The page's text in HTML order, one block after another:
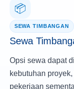
📦
SEWA TIMBANGAN
Sewa
Opsi sewa dapat
kebutuhan
pekerjaan